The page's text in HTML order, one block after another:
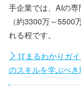
手企業では、AIの
（約3300万～
れる程です。
ITまるわかりガ
のスキルを学ぶべき